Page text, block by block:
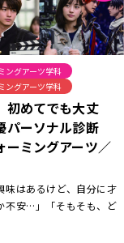
ングアーツ学科
ングアーツ学科
初めてでも大丈
パーソナル診断
ーミングアーツ／
味はあるけど、自分に才
不安…」「そもそも、ど